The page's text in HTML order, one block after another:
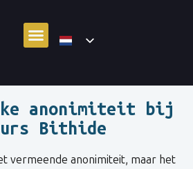
anonimiteit bij
Bithide
vermeende anonimiteit, maar het